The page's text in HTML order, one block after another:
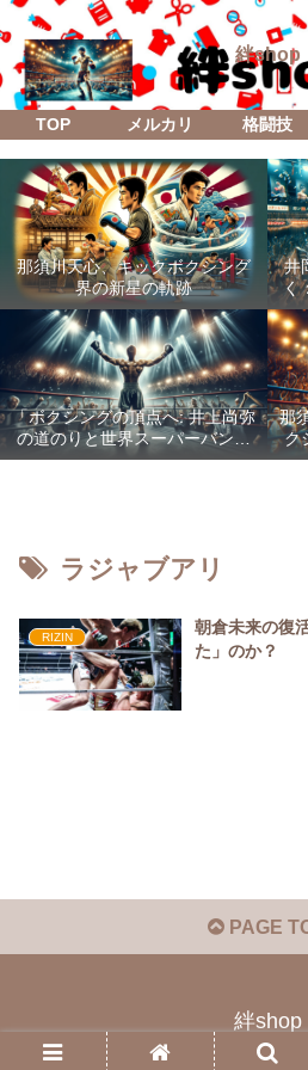
絆shop
TOP メルカリ 格闘技
那須川天心、キックボクシング
界の新星の軌跡
井
く
防
「ボクシングの頂点へ: 井上尚弥
の道のりと世界スーパーバンタ
ム級統一戦の全貌」
那
ク
ラジャブアリ
RIZIN
朝倉未来の復
た」のか？
PAGE
絆shop
© 2023 絆